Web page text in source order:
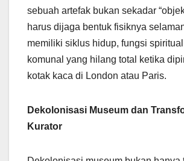
sebuah artefak bukan sekadar
harus dijaga bentuk fisiknya
memiliki siklus hidup, fungsi
komunal yang hilang total ketika
kotak kaca di London atau Paris.
Dekolonisasi Museum dan
Kurator